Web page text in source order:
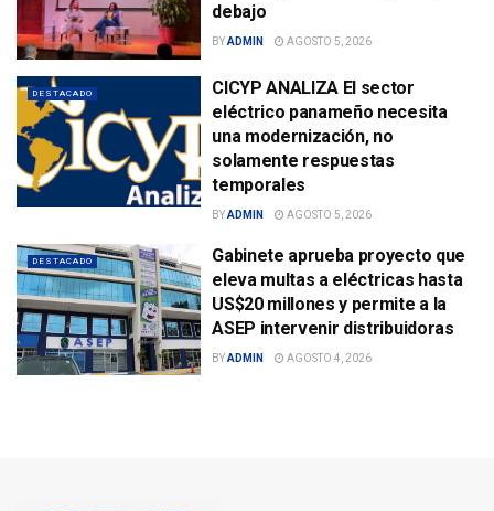
debajo
BYADMIN AGOSTO 5, 2026
DESTACADO
CICYP ANALIZA El sector
eléctrico panameño necesita
una modernización, no
solamente respuestas
temporales
BYADMIN AGOSTO 5, 2026
DESTACADO
Gabinete aprueba proyecto que
eleva multas a eléctricas hasta
US$20 millones y permite a la
ASEP intervenir distribuidoras
BYADMIN AGOSTO 4, 2026